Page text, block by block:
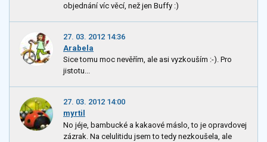
objednání víc věcí, než jen Buffy :)
27. 03. 2012 14:36
Arabela
Sice tomu moc nevěřím, ale asi vyzkouším :-). Pro
jistotu...
27. 03. 2012 14:00
myrtil
No jéje, bambucké a kakaové máslo, to je opravdovej
zázrak. Na celulitidu jsem to tedy nezkoušela, ale